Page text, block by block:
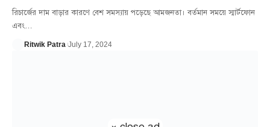
রিচার্জের দাম বাড়ার কারণে বেশ সমস্যায় পড়েছে আমজনতা। বর্তমান সময়ে স্মার্টফোন
এবং…
Ritwik Patra July 17, 2024